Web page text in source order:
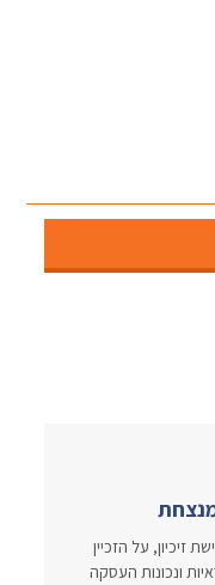
זיכיון, על הזכיין
ונכונות העסקה